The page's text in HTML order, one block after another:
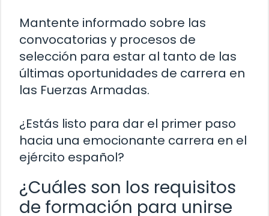
Mantente informado sobre las
convocatorias y procesos de
selección para estar al tanto de las
últimas oportunidades de carrera en
las Fuerzas Armadas.
¿Estás listo para dar el primer paso
hacia una emocionante carrera en el
ejército español?
¿Cuáles son los requisitos
de formación para unirse